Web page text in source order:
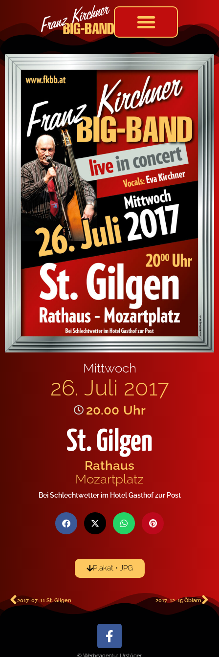
Mittwoch
26. Juli 2017
20.00 Uhr
St. Gilgen
Rathaus
Mozartplatz
Bei Schlechtwetter im Hotel Gasthof zur Post
Plakat • JPG
2017-07-11 St. Gilgen 2017-12-15 Öblarn